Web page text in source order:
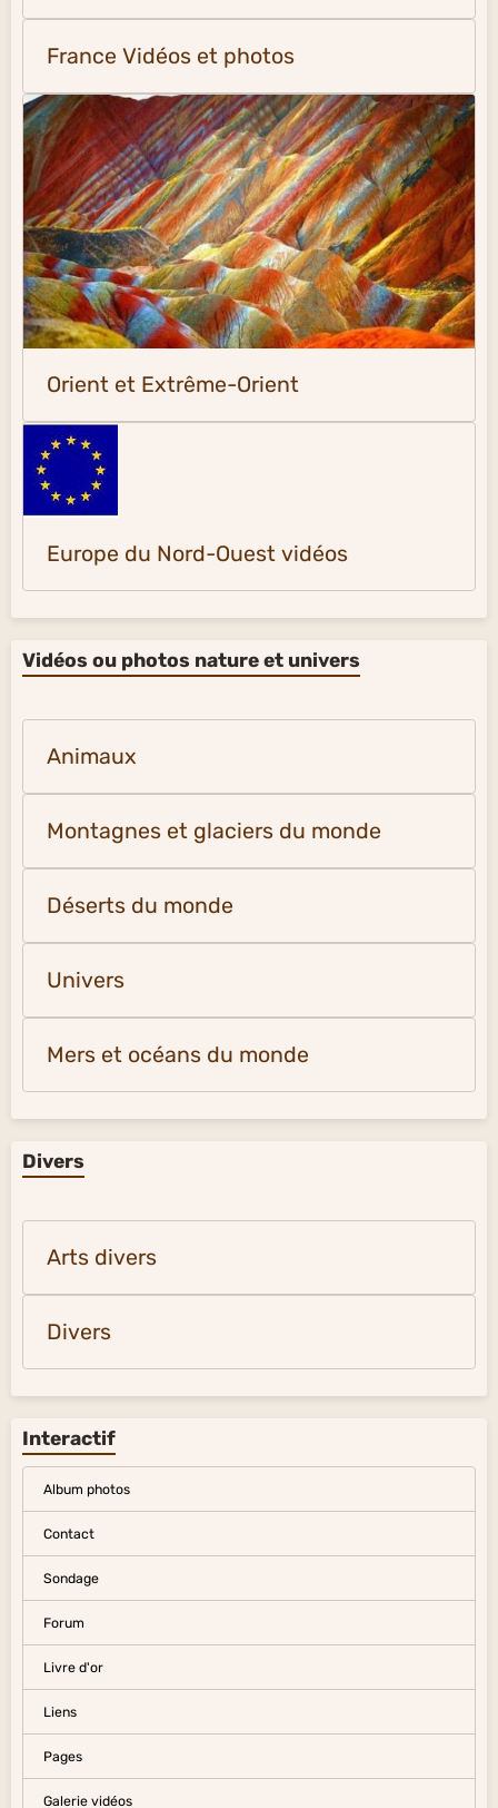
France Vidéos et photos
Orient et Extrême-Orient
Europe du Nord-Ouest vidéos
Vidéos ou photos nature et univers
Animaux
Montagnes et glaciers du monde
Déserts du monde
Univers
Mers et océans du monde
Divers
Arts divers
Divers
Interactif
Album photos
Contact
Sondage
Forum
Livre d'or
Liens
Pages
Galerie vidéos